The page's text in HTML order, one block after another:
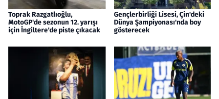
Toprak Razgatlıoğlu,
MotoGP'de sezonun 12. yarışı
için İngiltere'de piste çıkacak
Gençlerbirliği Lisesi, Çin'deki
Dünya Şampiyonası'nda boy
gösterecek